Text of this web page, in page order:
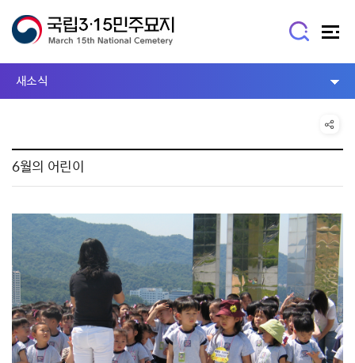
새소식
6월의 어린이